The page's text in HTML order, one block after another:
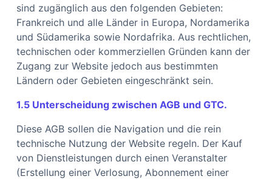
sind zugänglich aus den folgenden Gebieten:
Frankreich und alle Länder in Europa, Nordamerika
und Südamerika sowie Nordafrika. Aus rechtlichen,
technischen oder kommerziellen Gründen kann der
Zugang zur Website jedoch aus bestimmten
Ländern oder Gebieten eingeschränkt sein.
1.5 Unterscheidung zwischen AGB und GTC.
Diese AGB sollen die Navigation und die rein
technische Nutzung der Website regeln. Der Kauf
von Dienstleistungen durch einen Veranstalter
(Erstellung einer Verlosung, Abonnement einer